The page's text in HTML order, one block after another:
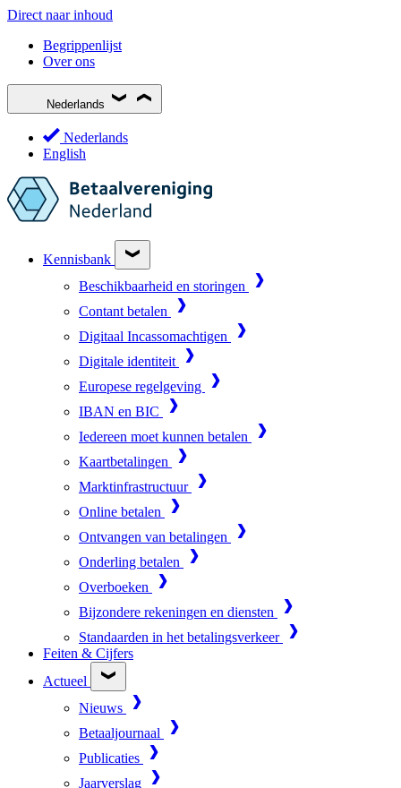
Direct naar inhoud
Begrippenlijst
Over ons
Nederlands
Nederlands
English
Kennisbank
Beschikbaarheid en storingen
Contant betalen
Digitaal Incassomachtigen
Digitale identiteit
Europese regelgeving
IBAN en BIC
Iedereen moet kunnen betalen
Kaartbetalingen
Marktinfrastructuur
Online betalen
Ontvangen van betalingen
Onderling betalen
Overboeken
Bijzondere rekeningen en diensten
Standaarden in het betalingsverkeer
Feiten & Cijfers
Actueel
Nieuws
Betaaljournaal
Publicaties
Jaarverslag